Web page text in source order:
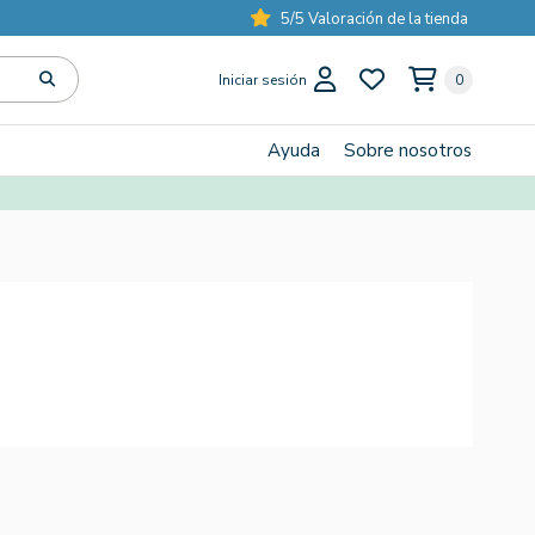
5/5 Valoración de la tienda
Iniciar sesión 0
Ayuda Sobre nosotros